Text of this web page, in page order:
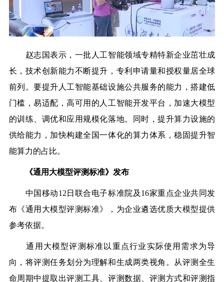
赵志国表示，一批人工智能领域专精特新企业茁壮成
长，技术创新能力不断提升，专利申请量和授权量居全球
前列。要提升人工智能基础设施公共服务的能力，搭建低
门槛，易适配，高可用的人工智能开发平台，加速大模型
的训练、调优和应用规模化落地。同时，提升算力设施的
供给能力，加快构建全国一体化的算力体系，稳固提升智
能算力的占比。
《通用大模型评测标准》发布
中国移动12日联合电子标准院及16家重点企业共同发
布《通用大模型评测标准》，为企业遴选优质大模型提供
参考依据。
通用大模型评测标准以重点行业实际使用需求为导
向，将评测任务划分为理解和生成两类视角。从评测全生
命周期中提取出评测工具、评测数据、评测方式和评测指